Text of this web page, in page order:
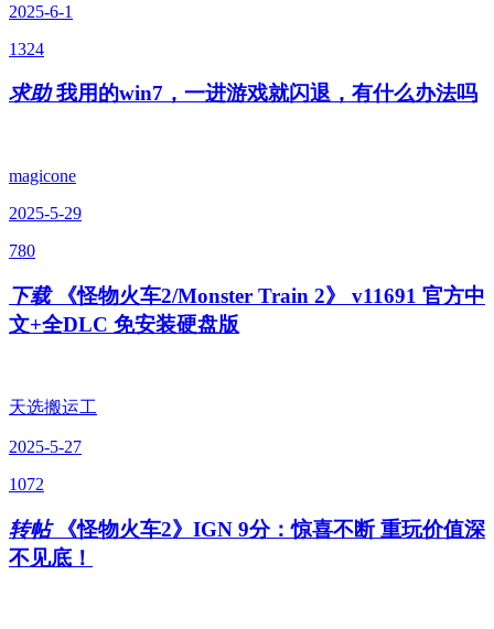
2025-6-1
1324
求助 我用的win7，一进游戏就闪退，有什么办法吗
magicone
2025-5-29
780
下载
《怪物火车2/Monster Train 2》 v11691 官方中
文+全DLC 免安装硬盘版
天选搬运工
2025-5-27
1072
转帖
《怪物火车2》IGN 9分：惊喜不断 重玩价值深
不见底！